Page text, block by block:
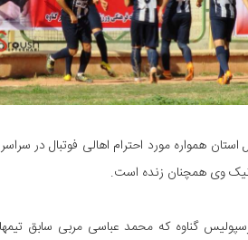
استان همواره مورد احترام اهالی فوتبال در
نیک وی همچنان زنده است.
گناوه که محمد عباسی مربی سابق